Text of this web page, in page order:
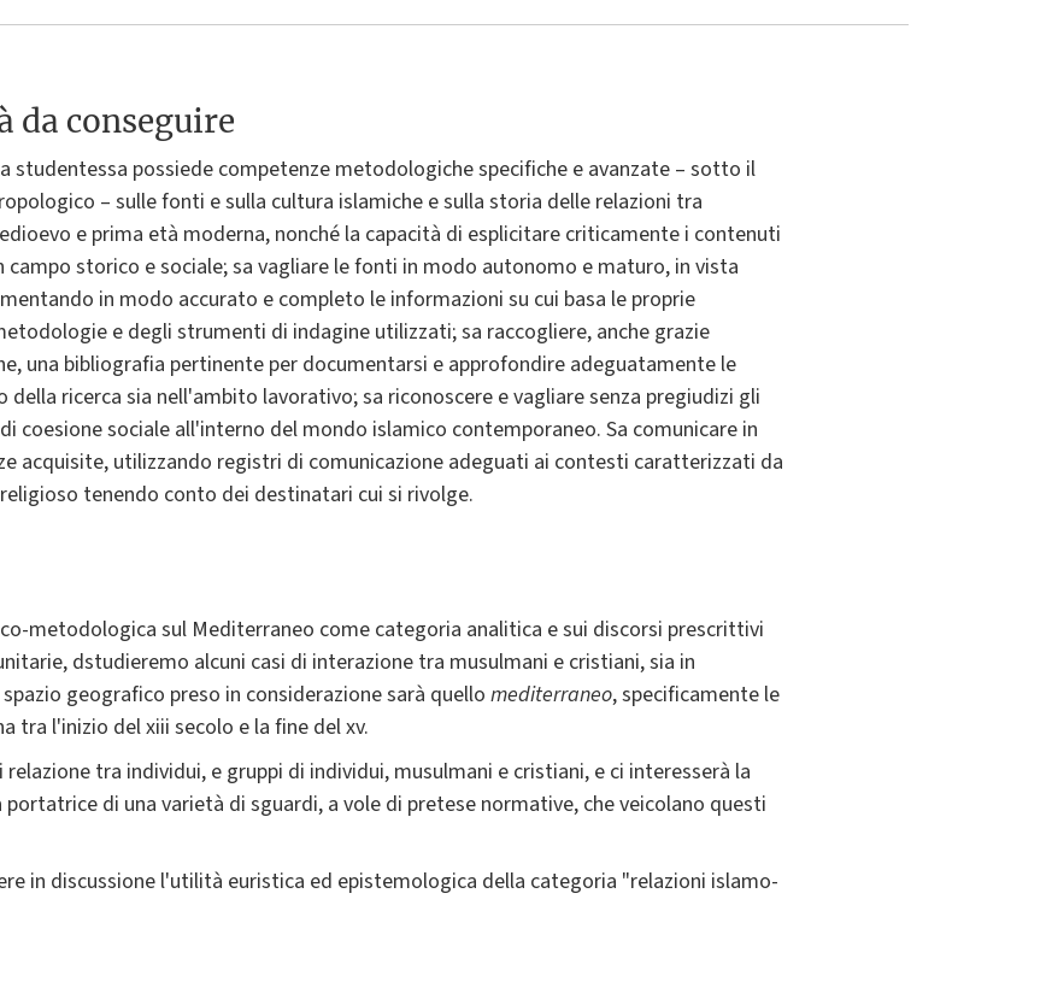
da conseguire
studentessa possiede competenze metodologiche specifiche e avanzate – sotto il
– sulle fonti e sulla cultura islamiche e sulla storia delle relazioni tra
e prima età moderna, nonché la capacità di esplicitare criticamente i contenuti
campo storico e sociale; sa vagliare le fonti in modo autonomo e maturo, in vista
in modo accurato e completo le informazioni su cui basa le proprie
e degli strumenti di indagine utilizzati; sa raccogliere, anche grazie
una bibliografia pertinente per documentarsi e approfondire adeguatamente le
della ricerca sia nell'ambito lavorativo; sa riconoscere e vagliare senza pregiudizi gli
coesione sociale all'interno del mondo islamico contemporaneo. Sa comunicare in
acquisite, utilizzando registri di comunicazione adeguati ai contesti caratterizzati da
tenendo conto dei destinatari cui si rivolge.
metodologica sul Mediterraneo come categoria analitica e sui discorsi prescrittivi
dstudieremo alcuni casi di interazione tra musulmani e cristiani, sia in
geografico preso in considerazione sarà quello mediterraneo, specificamente le
tra l'inizio del xiii secolo e la fine del xv.
tra individui, e gruppi di individui, musulmani e cristiani, e ci interesserà la
di una varietà di sguardi, a vole di pretese normative, che veicolano questi
in discussione l'utilità euristica ed epistemologica della categoria "relazioni islamo-